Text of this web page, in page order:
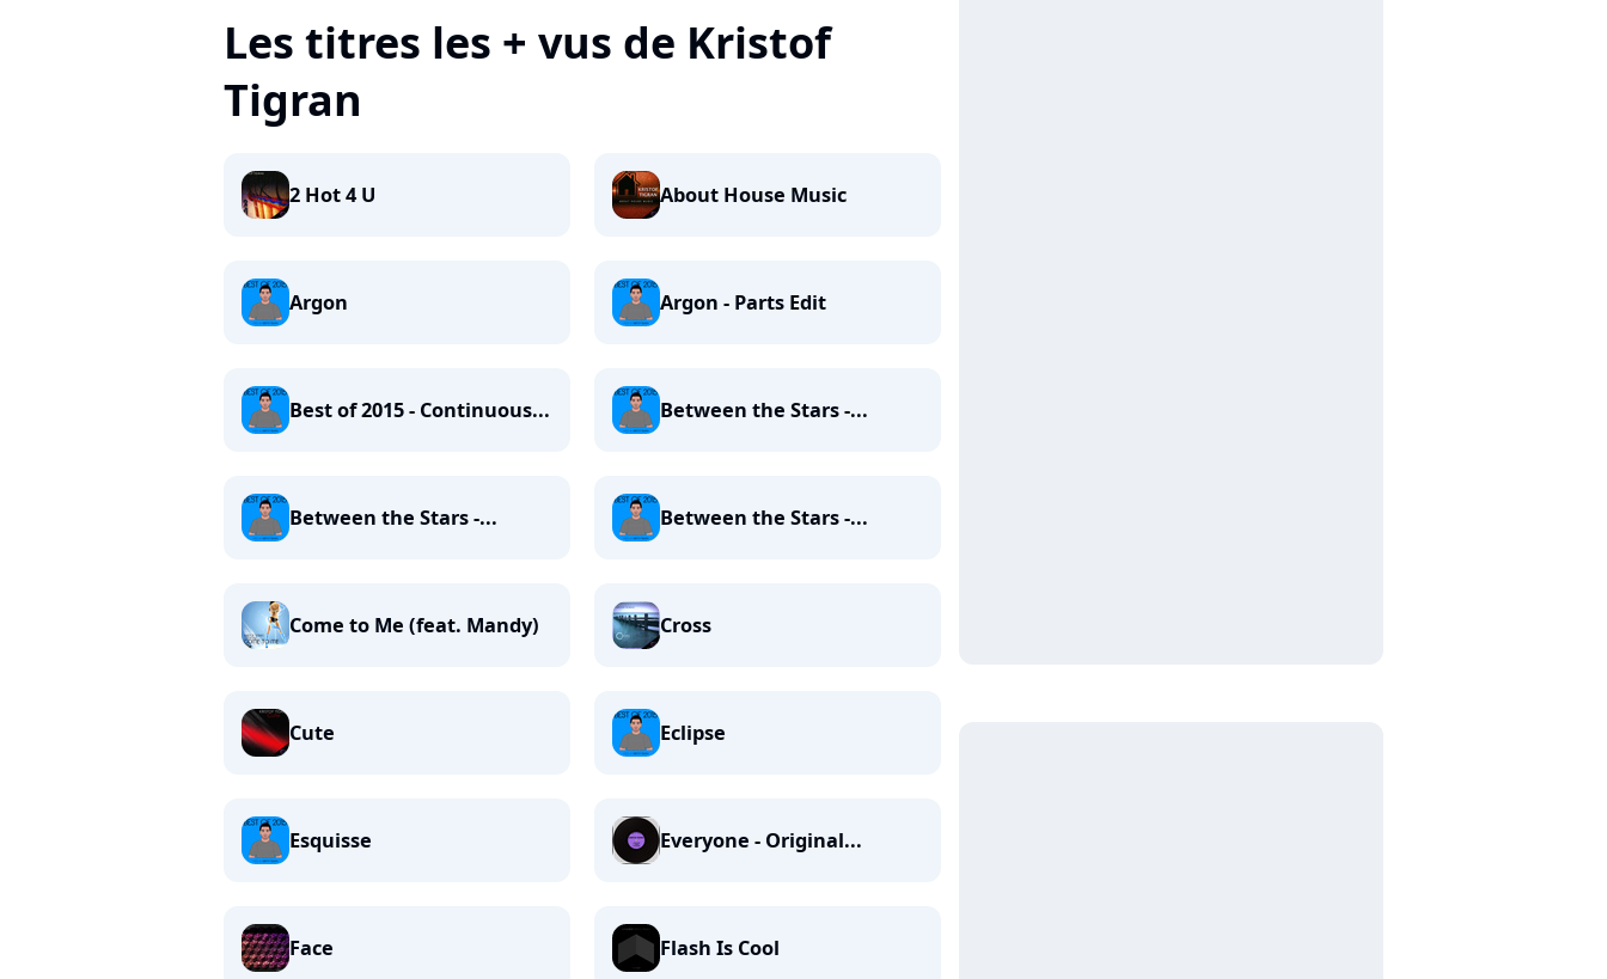
Les titres les + vus de Kristof
Tigran
2 Hot 4 U About House Music
Argon Argon - Parts Edit
Best of 2015 - Continuous... Between the Stars -...
Between the Stars -... Between the Stars -...
Come to Me (feat. Mandy) Cross
Cute Eclipse
Esquisse Everyone - Original...
Face Flash Is Cool